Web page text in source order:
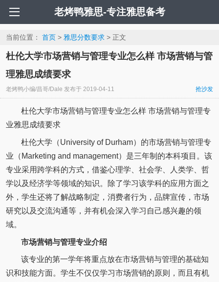
老烤鸭雅思-专注雅思备考
当前位置： 首页> 雅思分数要求> 正文
杜伦大学市场营销与管理专业怎么样 市场营销与管
理雅思成绩要求
老烤鸭小编/昌哥/Dale 发布于 2019-04-11 抢沙发
杜伦大学市场营销与管理专业怎么样 市场营销与管理专
业雅思成绩要求
杜伦大学（University of Durham）的市场营销与管理专
业（Marketing and management）是三年制的本科项目。该
专业采用跨学科的方式，借鉴心理学、社会学、人类学、哲
学以及经济学等领域的知识。除了学习该学科的应用方面之
外，学生还将了解战略制定，消费者行为，品牌宣传，市场
研究以及交流沟通等，并有机会深入学习自己感兴趣的领
域。
市场营销与管理专业介绍
该专业的第一学年将重点放在市场营销与管理的基础知
识和技能方面。学生不仅仅学习市场营销的原则，而且有机